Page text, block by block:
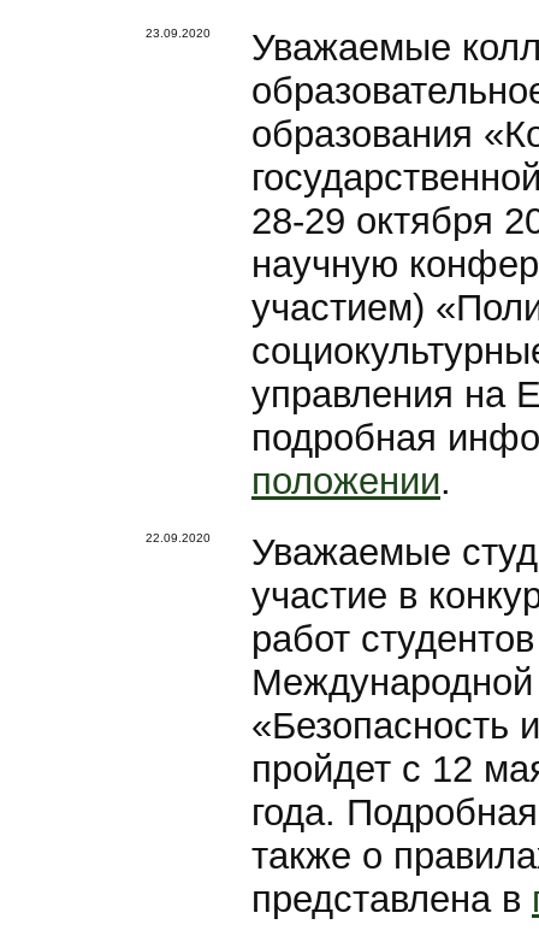
23.09.2020
Уважаемые
образования
28-29 октября
научную
участием)
управления на
подробная
положении.
22.09.2020
Уважаемые
участие в
работ
Международной
«Безопасность
пройдет с 12
года.
также о
представлена в